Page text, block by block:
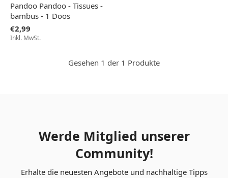
Pandoo Pandoo - Tissues -
bambus - 1 Doos
€2,99
Inkl. MwSt.
Gesehen 1 der 1 Produkte
Werde Mitglied unserer
Community!
Erhalte die neuesten Angebote und nachhaltige Tipps